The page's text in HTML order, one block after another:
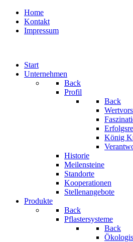
Home
Kontakt
Impressum
Start
Unternehmen
Back
Profil
Back
König
Historie
Meilensteine
Standorte
Kooperationen
Stellenangebote
Produkte
Back
Pflastersysteme
Back